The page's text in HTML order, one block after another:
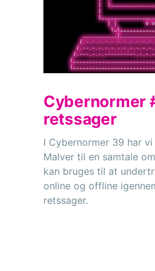
Cybernormer
retssager
I Cybernormer 39 har
Malver til en samtale
kan bruges til at
online og offline
retssager.